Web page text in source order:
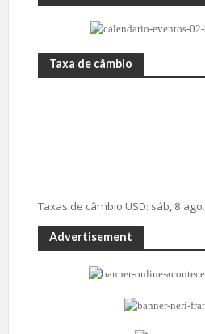
Taxa de câmbio
Taxas de câmbio USD: sáb, 8 ago.
Advertisement